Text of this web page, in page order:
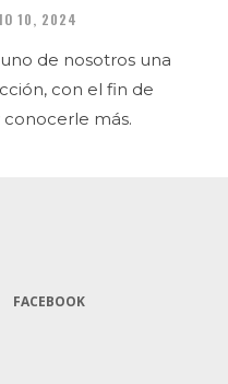
10, 2024
de nosotros una
con el fin de
más.
FACEBOOK